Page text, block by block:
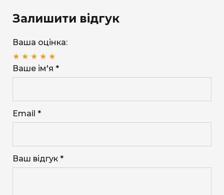
Залишити відгук
Ваша оцінка:
★ ★ ★ ★ ★
Ваше ім'я *
Email *
Ваш відгук *